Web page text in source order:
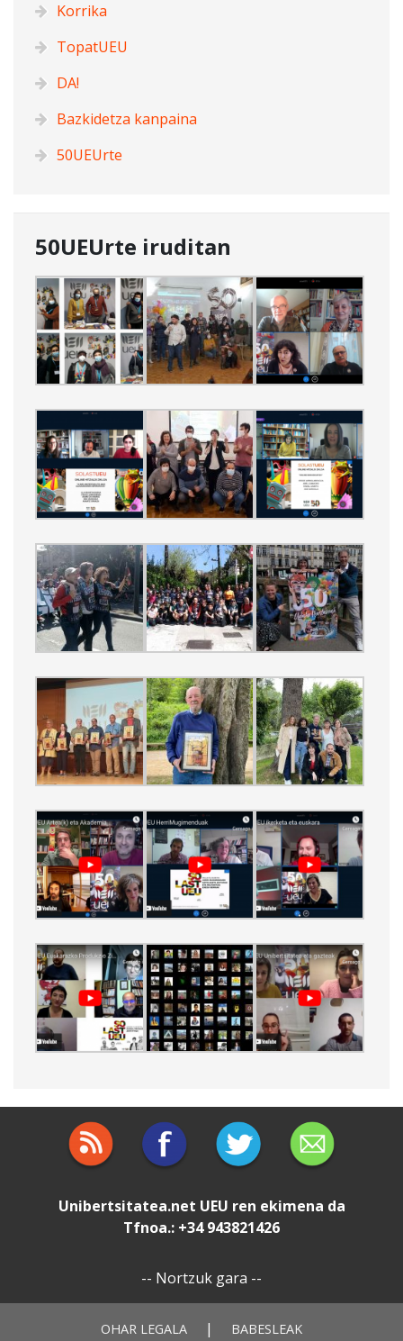
Korrika
TopatUEU
DA!
Bazkidetza kanpaina
50UEUrte
50UEUrte iruditan
Unibertsitatea.net UEU ren ekimena da
Tfnoa.: +34 943821426
-- Nortzuk gara --
OHAR LEGALA | BABESLEAK